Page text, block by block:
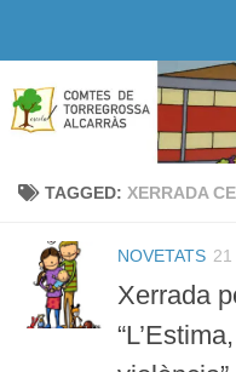
TAGGED: XERRADA
NOVETATS
Xerrada